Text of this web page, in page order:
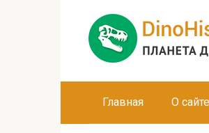
Главная О сайте